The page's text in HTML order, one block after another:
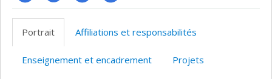
ResearchGate
Page
professionnelle
(faculté,département,école)
Site
web
l’unité
LinkedIn
Portrait
Affiliations et responsabilités
Enseignement et encadrement Projets